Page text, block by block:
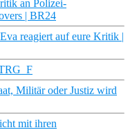
an Polizei-
| BR24
reagiert auf eure Kritik |
Militär oder Justiz wird
mit ihren